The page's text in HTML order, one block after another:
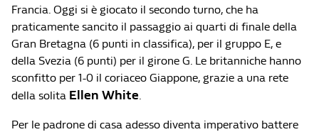
Francia. Oggi si è giocato il secondo turno, che ha
praticamente sancito il passaggio ai quarti di finale della
Gran Bretagna (6 punti in classifica), per il gruppo E, e
della Svezia (6 punti) per il girone G. Le britanniche hanno
sconfitto per 1-0 il coriaceo Giappone, grazie a una rete
della solita Ellen White.
Per le padrone di casa adesso diventa imperativo battere